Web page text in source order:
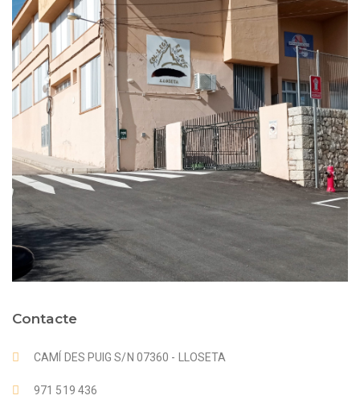
Contacte
CAMÍ DES PUIG S/N 07360 - LLOSETA
971 519 436